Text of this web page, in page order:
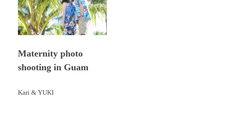
Maternity photo
shooting in Guam
Kari & YUKI